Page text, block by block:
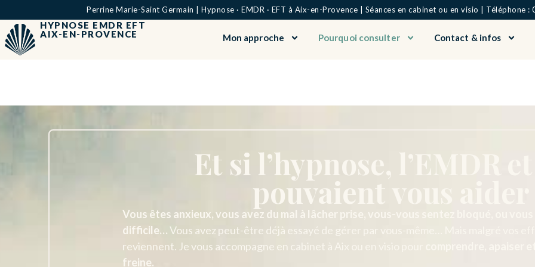
Perrine Marie-Saint Germain | Hypnose · EMDR · EFT à Aix-en-Provence | Séances en cabinet ou en visio |
HYPNOSE EMDR EFT
AIX-EN-PROVENCE
Mon approche Pourquoi consulter Contact & infos
Et si l’hypnose, l’EMDR
pouvaient vous aider
Vous êtes anxieux, vous avez du mal à lâcher prise, vous-vous sentez bloqué, ou
difficile…Vous avez peut-être déjà essayé de gérer par vous-même… Mais malgré vos
reviennent. Je vous accompagne en cabinet à Aix ou en visio pour
freine.